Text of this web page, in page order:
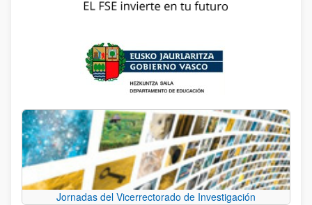
Jornadas del Vicerrectorado de Investigación